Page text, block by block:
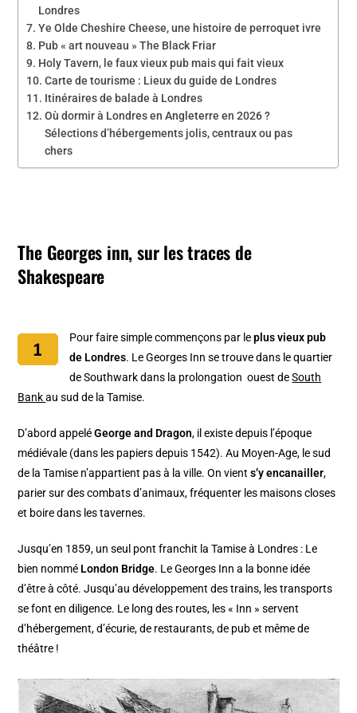
Londres
Ye Olde Cheshire Cheese, une histoire de perroquet ivre
Pub « art nouveau » The Black Friar
Holy Tavern, le faux vieux pub mais qui fait vieux
Carte de tourisme : Lieux du guide de Londres
Itinéraires de balade à Londres
Où dormir à Londres en Angleterre en 2026 ?
Sélections d’hébergements jolis, centraux ou pas
chers
The Georges inn, sur les traces de
Shakespeare
Pour faire simple commençons par leplus vieux pub
de Londres. Le Georges Inn se trouve dans le quartier
de Southwark dans la prolongation ouest deSouth
Bankau sud de la Tamise.
D’abord appeléGeorge and Dragon, il existe depuis l’époque
médiévale (dans les papiers depuis 1542). Au Moyen-Age, le sud
de la Tamise n’appartient pas à la ville. On vients’y encanailler,
parier sur des combats d’animaux, fréquenter les maisons closes
et boire dans les tavernes.
Jusqu’en 1859, un seul pont franchit la Tamise à Londres : Le
bien nommé London Bridge. Le Georges Inn a la bonne idée
d’être à côté. Jusqu’au développement des trains, les transports
se font en diligence. Le long des routes, les « Inn » servent
d’hébergement, d’écurie, de restaurants, de pub et même de
théâtre !